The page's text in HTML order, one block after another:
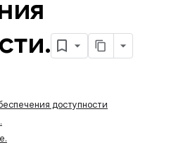
.
доступности